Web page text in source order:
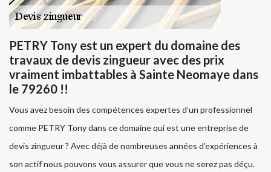
PETRY Tony est un expert du domaine des
travaux de devis zingueur avec des prix
vraiment imbattables à Sainte Neomaye dans
le 79260 !!
Vous avez besoin des compétences expertes d’un professionnel
comme PETRY Tony dans ce domaine qui est une entreprise de
devis zingueur ? Avec déjà de nombreuses années d’expériences à
son actif nous pouvons vous assurer que vous ne serez pas déçu.